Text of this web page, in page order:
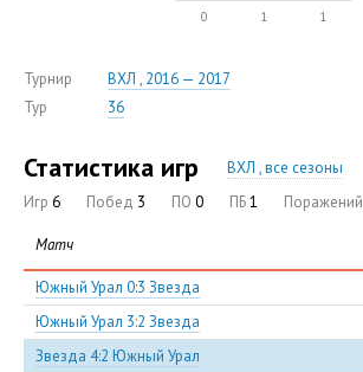
0
1 1
Турнир
ВХЛ , 2016 — 2017
Тур
36
Статистика игр
ВХЛ , все сезоны
Игр 6 Побед 3 ПО 0 ПБ1 Поражений
Матч
Южный Урал 0:3 Звезда
Южный Урал 3:2 Звезда
Звезда 4:2 Южный Урал